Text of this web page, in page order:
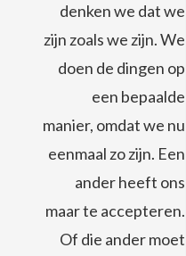
denken we dat we
zijn zoals we zijn. We
doen de dingen op
een bepaalde
manier, omdat we nu
eenmaal zo zijn. Een
ander heeft ons
maar te accepteren.
Of die ander moet